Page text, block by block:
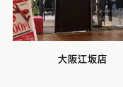
大阪江坂店